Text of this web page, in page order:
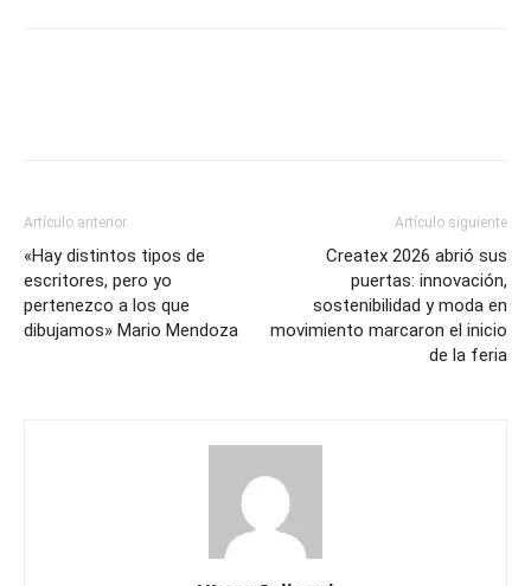
Artículo anterior
«Hay distintos tipos de
escritores, pero yo
pertenezco a los que
dibujamos» Mario Mendoza
Artículo siguiente
Createx 2026 abrió sus
puertas: innovación,
sostenibilidad y moda en
movimiento marcaron el inicio
de la feria